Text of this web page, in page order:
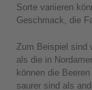
Sorte variieren
Geschmack, die
Zum Beispiel sind
als die in
können die
saurer sind als